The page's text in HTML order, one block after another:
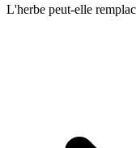
L'herbe peut-elle